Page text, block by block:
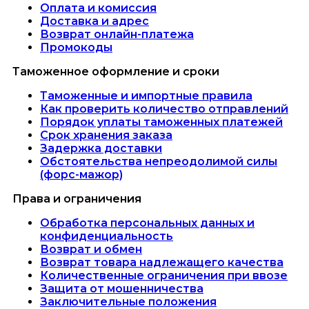
Оплата и комиссия
Доставка и адрес
Возврат онлайн-платежа
Промокоды
Таможенное оформление и сроки
Таможенные и импортные правила
Как проверить количество отправлений
Порядок уплаты таможенных платежей
Срок хранения заказа
Задержка доставки
Обстоятельства непреодолимой силы
(форс-мажор)
Права и ограничения
Обработка персональных данных и
конфиденциальность
Возврат и обмен
Возврат товара надлежащего качества
Количественные ограничения при ввозе
Защита от мошенничества
Заключительные положения